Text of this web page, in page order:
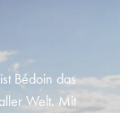
Bédoin das
Welt. Mit